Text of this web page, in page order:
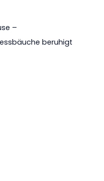
–
beruhigt